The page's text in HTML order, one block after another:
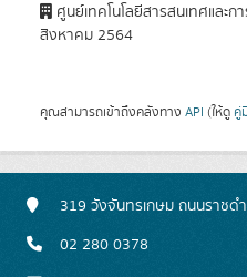
ศูนย์เทคโนโลยีสารสนเทศและ
สิงหาคม 2564
คุณสามารถเข้าถึงคลังทาง API (ให้ดู คู่
319 วังจันทรเกษม ถนนราชด
02 280 0378